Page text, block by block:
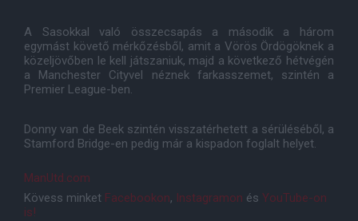
A Sasokkal való összecsapás a második a három
egymást követő mérkőzésből, amit a Vörös Ördögöknek a
közeljövőben le kell játszaniuk, majd a következő hétvégén
a Manchester Cityvel néznek farkasszemet, szintén a
Premier League-ben.
Donny van de Beek szintén visszatérhetett a sérüléséből, a
Stamford Bridge-en pedig már a kispadon foglalt helyet.
ManUtd.com
Kövess minket Facebookon, Instagramon és YouTube-on
is!